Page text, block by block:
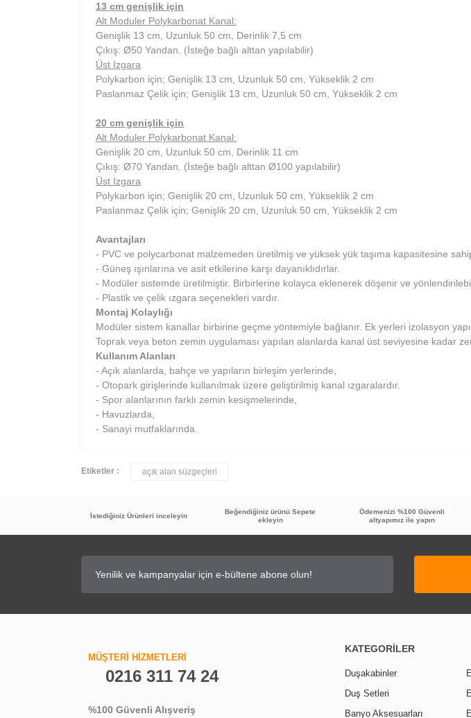
13 cm genişlik için
Alt Moduler Polykarbonat Kanal:
Genişlik 13 cm, Uzunluk 50 cm, Derinlik 7,5 cm
Çıkış: Ø50 Yandan. (İsteğe bağlı alttan yapılabilir)
Üst Izgara
Polykarbon için; Genişlik 13 cm, Uzunluk 50 cm, Yükseklik 2 cm
Paslanmaz Çelik için; Genişlik 13 cm, Uzunluk 50 cm, Yükseklik 2 cm
20 cm genişlik için
Alt Moduler Polykarbonat Kanal:
Genişlik 20 cm, Uzunluk 50 cm, Derinlik 11 cm
Çıkış: Ø70 Yandan. (İsteğe bağlı alttan Ø100 yapılabilir)
Üst Izgara
Polykarbon için; Genişlik 20 cm, Uzunluk 50 cm, Yükseklik 2 cm
Paslanmaz Çelik için; Genişlik 20 cm, Uzunluk 50 cm, Yükseklik 2 cm
Avantajları
- PVC ve polycarbonat malzemeden üretilmiş ve yüksek yük taşıma kapasitesine
- Güneş ışınlarına ve asit etkilerine karşı dayanıklıdırlar.
- Modüler sistemde üretilmiştir. Birbirlerine kolayca eklenerek döşenir ve
- Plastik ve çelik ızgara seçenekleri vardır.
Montaj Kolaylığı
Modüler sistem kanallar birbirine geçme yöntemiyle bağlanır. Ek yerleri izolasyon
Toprak veya beton zemin uygulaması yapılan alanlarda kanal üst seviyesine kadar
Kullanım Alanları
- Açık alanlarda, bahçe ve yapıların birleşim yerlerinde,
- Otopark girişlerinde kullanılmak üzere geliştirilmiş kanal ızgaralardır.
- Spor alanlarının farklı zemin kesişmelerinde,
- Havuzlarda,
- Sanayi mutfaklarında.
Etiketler : açık alan süzgeçleri
İstediğiniz Ürünleri inceleyin
Beğendiğiniz ürünü Sepete
ekleyin
Ödemenizi %100 Güvenli
altyapımız ile yapın
MÜŞTERİ HİZMETLERİ
0216 311 74 24
%100 Güvenli Alışveriş
KATEGORİLER
Duşakabinler
Duş Setleri
Banyo Aksesuarları